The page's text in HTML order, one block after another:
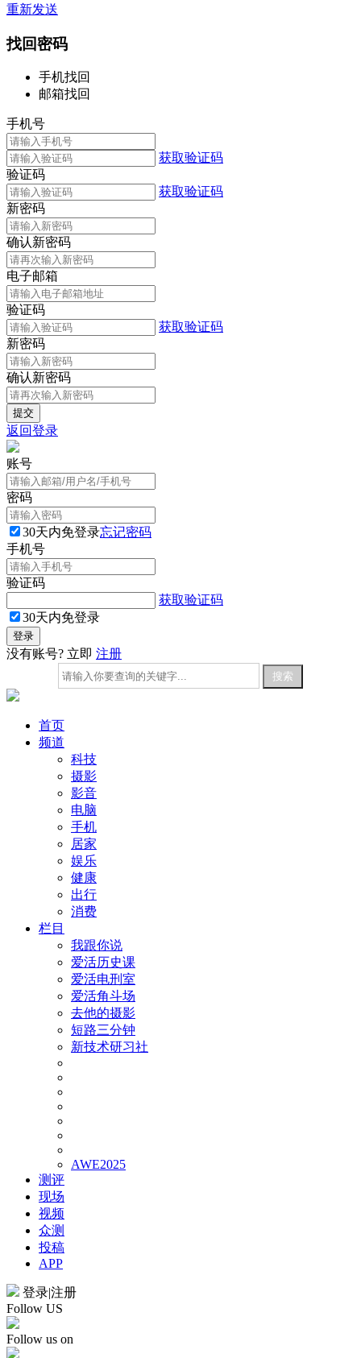
重新发送
找回密码
手机找回
邮箱找回
手机号
获取验证码
验证码
获取验证码
新密码
确认新密码
电子邮箱
验证码
获取验证码
新密码
确认新密码
返回登录
账号
密码
30天内免登录忘记密码
手机号
验证码
获取验证码
30天内免登录
没有账号? 立即 注册
首页
频道
科技
摄影
影音
电脑
手机
居家
娱乐
健康
出行
消费
栏目
我跟你说
爱活历史课
爱活电刑室
爱活角斗场
去他的摄影
短路三分钟
新技术研习社
AWE2025
测评
现场
视频
众测
投稿
APP
登录|注册
Follow US
Follow us on